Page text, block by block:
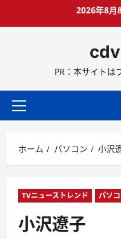
ス
ッ
2026年8月
PR：本サイトは
メ
メ
ニ
ー
ホーム パソコン 小沢
TVニューストレンド パソ
小沢遼子